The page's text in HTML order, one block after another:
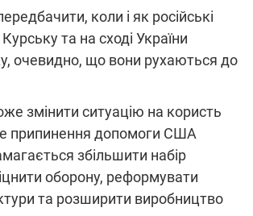
коли і як російські
Курську та на сході України
очевидно, що вони рухаються до
змінити ситуацію на користь
припинення допомоги США
збільшити набір
оборону, реформувати
та розширити виробництво